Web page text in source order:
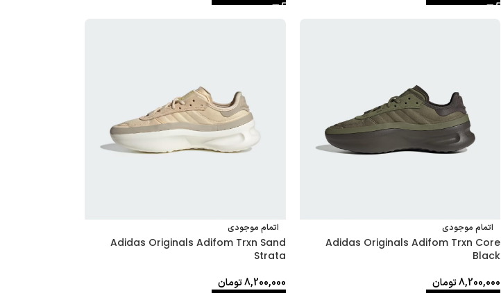
اتمام موجودی
Adidas Originals Adifom Trxn Core
Black
8,200,000تومان
اتمام موجودی
Adidas Originals Adifom Trxn Sand
Strata
8,200,000تومان